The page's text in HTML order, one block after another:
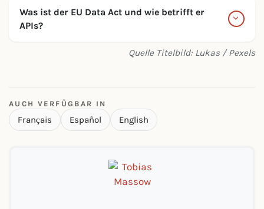
Was ist der EU Data Act und wie betrifft er
APIs?
Quelle Titelbild: Lukas / Pexels
AUCH VERFÜGBAR IN
Français Español English